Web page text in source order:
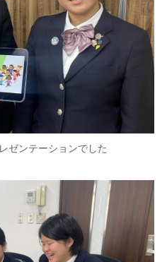
ゼンテーションでした